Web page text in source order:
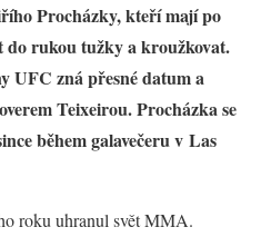
Procházky, kteří mají po
do rukou tužky a kroužkovat.
UFC zná přesné datum a
Teixeirou. Procházka se
během galavečeru v Las
roku uhranul svět MMA.